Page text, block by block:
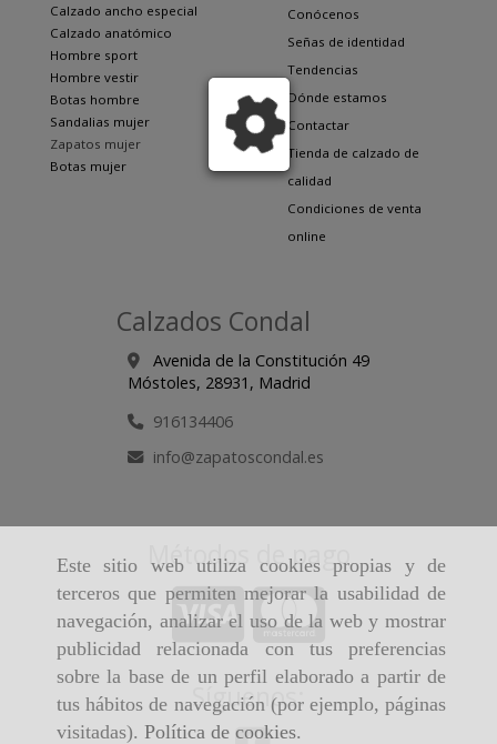
Este sitio web utiliza cookies propias y de
terceros que permiten mejorar la usabilidad de
navegación, analizar el uso de la web y mostrar
publicidad relacionada con tus preferencias
sobre la base de un perfil elaborado a partir de
tus hábitos de navegación (por ejemplo, páginas
visitadas). Política de cookies.
Calzado ancho especial
Calzado anatómico
Hombre sport
Hombre vestir
Botas hombre
Sandalias mujer
Zapatos mujer
Botas mujer
Conócenos
Señas de identidad
Tendencias
Dónde estamos
Contactar
Tienda de calzado de
calidad
Condiciones de venta
online
Calzados Condal
Avenida de la Constitución 49
Móstoles, 28931, Madrid
916134406
info
zapatoscondal.es
Métodos de pago
Síguenos: